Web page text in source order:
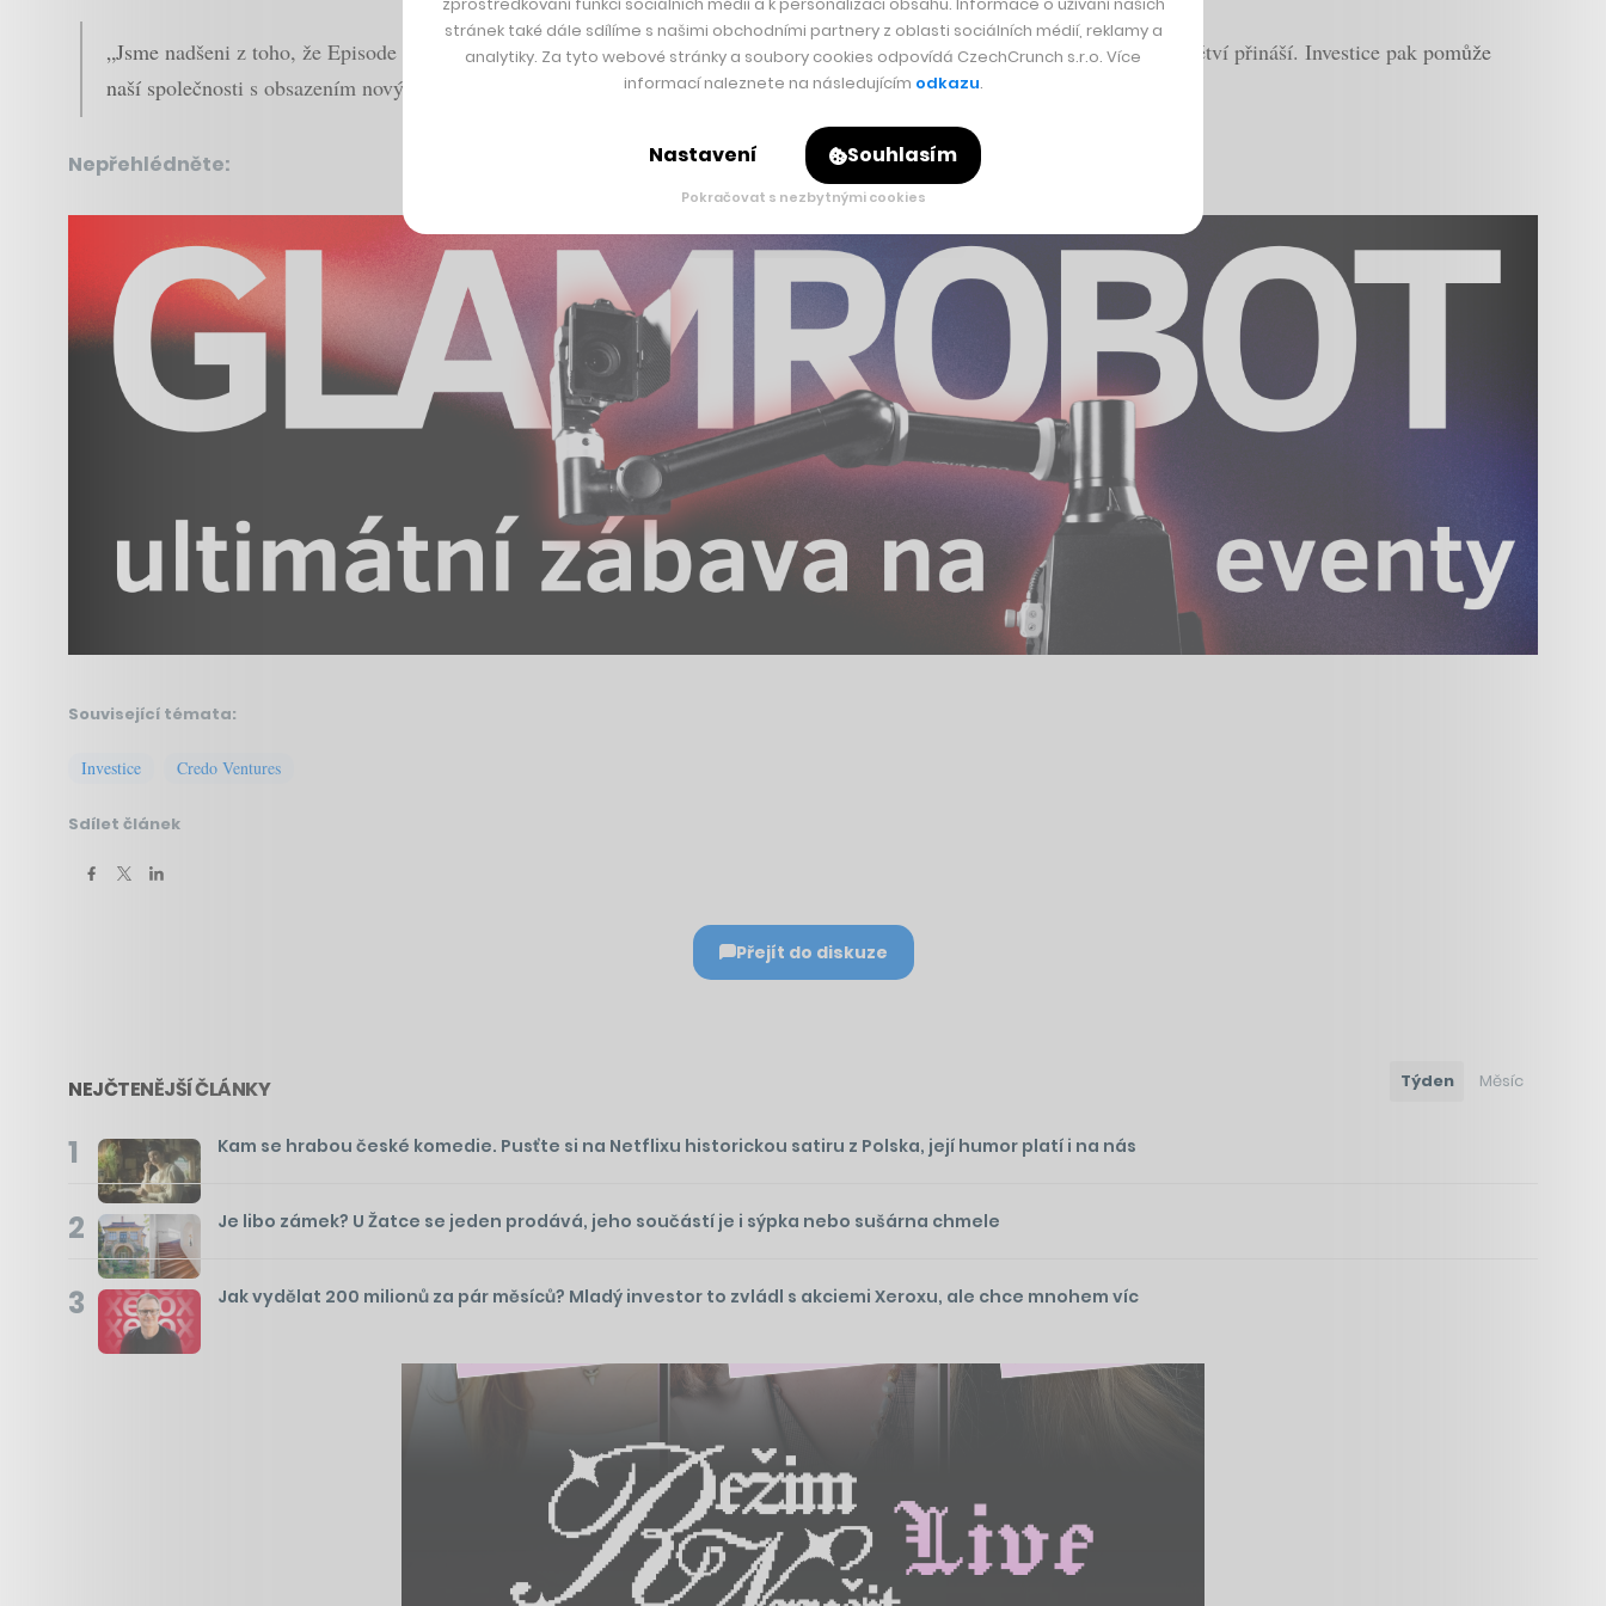
„Jsme nadšeni z toho, že Episode 1 a Credo Ventures vidí obrovský potenciál, který naše platforma do celého mediálního odvětví přináší. Investice pak pomůže
naší společnosti s obsazením nových trhů a také vylepšením celé platformy“…říká zakladatel TVbeat Robert Farazin.
Nepřehlédněte:
Související témata:
Investice Credo Ventures
Sdílet článek
Přejít do diskuze
NEJČTENĚJŠÍ ČLÁNKY Týden Měsíc
1 Kam se hrabou české komedie. Pusťte si na Netflixu historickou satiru z Polska, její humor platí i na nás
2 Je libo zámek? U Žatce se jeden prodává, jeho součástí je i sýpka nebo sušárna chmele
3 Jak vydělat 200 milionů za pár měsíců? Mladý investor to zvládl s akciemi Xeroxu, ale chce mnohem víc
stránek také dále sdílíme s našimi obchodními partnery z oblasti sociálních médií, reklamy a
analytiky. Za tyto webové stránky a soubory cookies odpovídá CzechCrunch s.r.o. Více
informací naleznete na následujícím odkazu.
Nastavení Souhlasím
Pokračovat s nezbytnými cookies